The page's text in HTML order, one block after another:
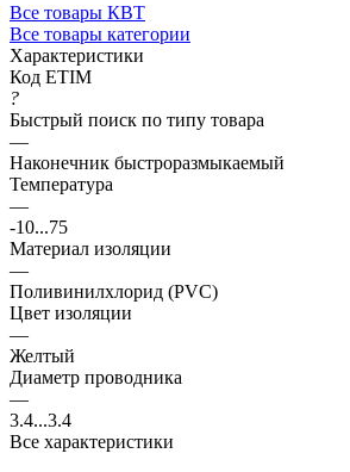
Все товары КВТ
Все товары категории
Характеристики
Код ETIM
?
Быстрый поиск по типу товара
—
Наконечник быстроразмыкаемый
Температура
—
-10...75
Материал изоляции
—
Поливинилхлорид (PVC)
Цвет изоляции
—
Желтый
Диаметр проводника
—
3.4...3.4
Все характеристики